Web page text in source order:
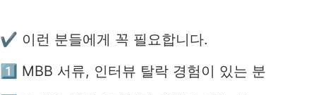
✔ 이런 분들에게 꼭 필요합니다.
1️⃣ MBB 서류, 인터뷰 탈락 경험이 있는 분